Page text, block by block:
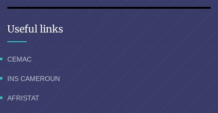
Useful links
CEMAC
INS CAMEROUN
AFRISTAT